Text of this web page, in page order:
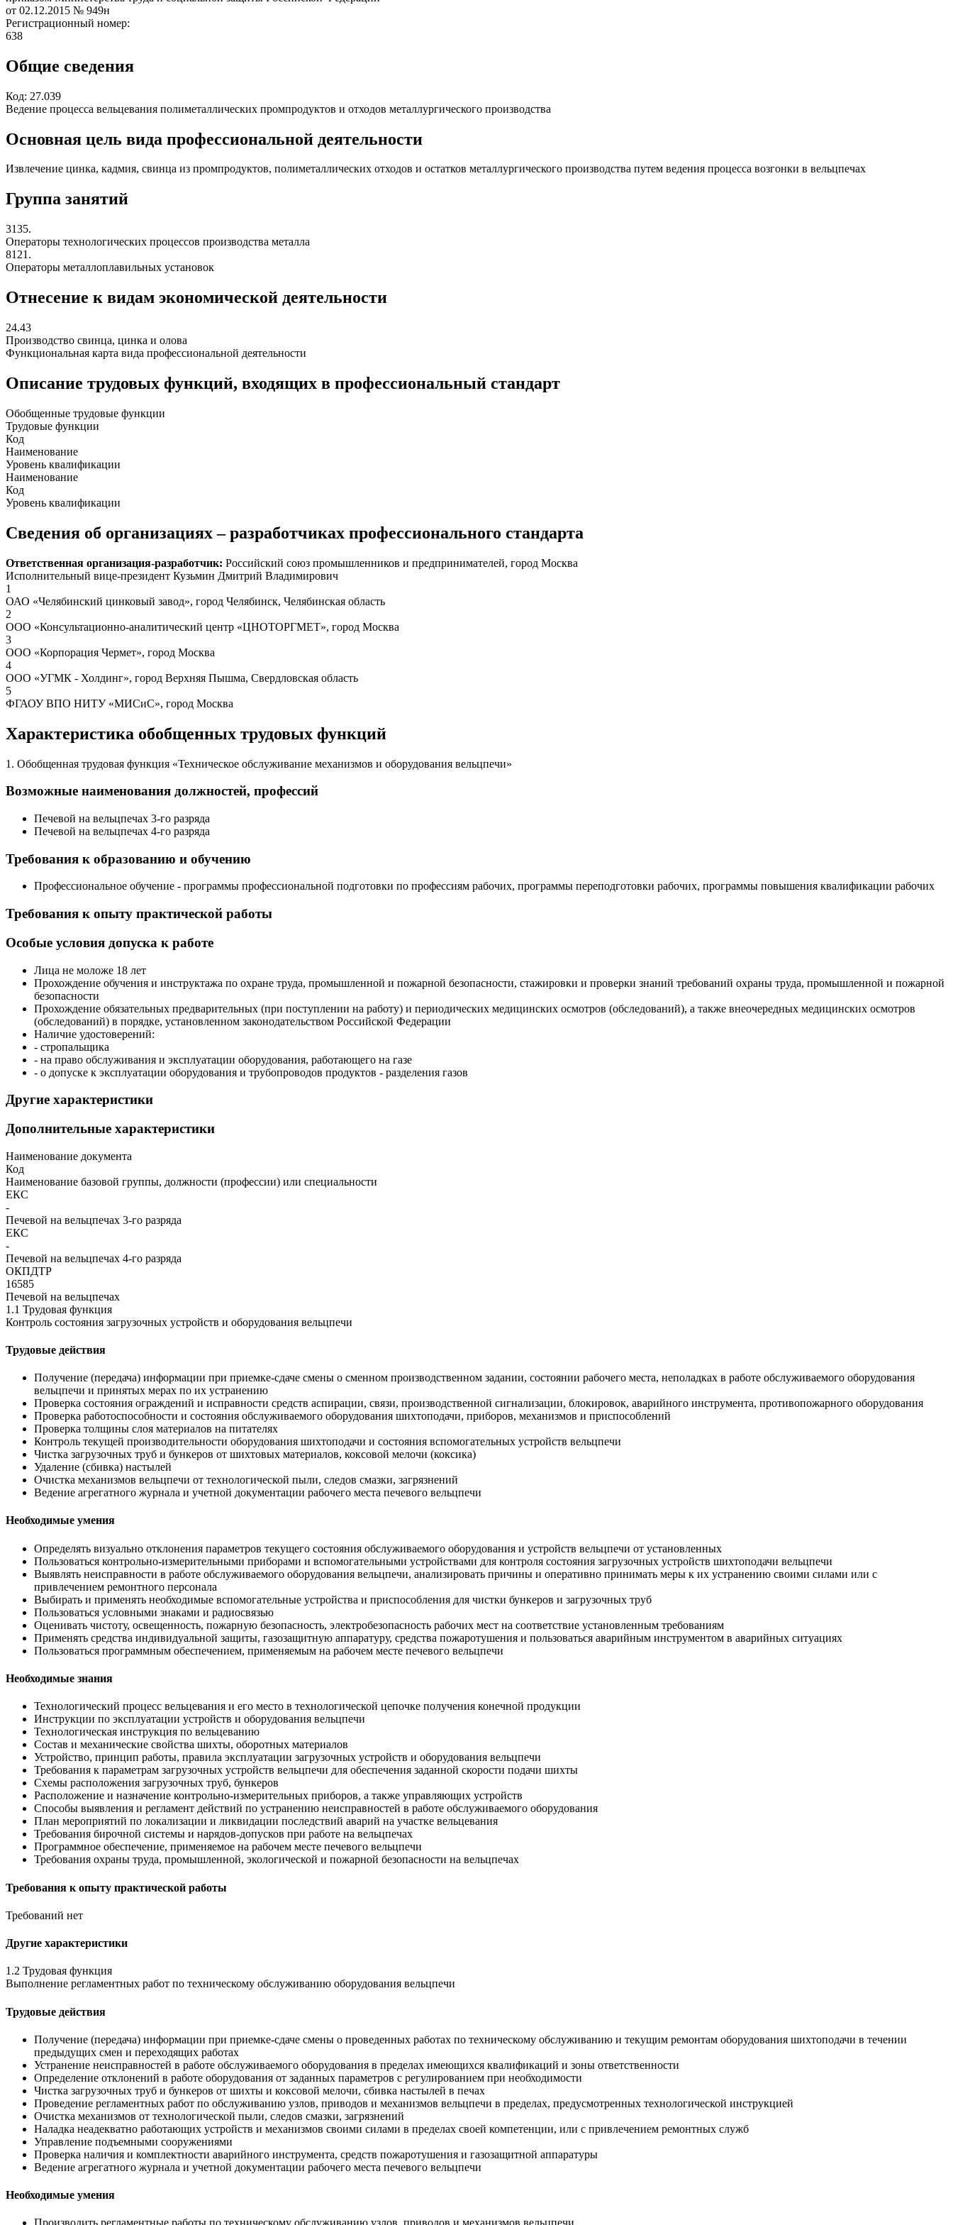
от 02.12.2015 № 949н
Регистрационный номер:
638
Общие сведения
Код: 27.039
Ведение процесса вельцевания полиметаллических промпродуктов и отходов металлургического производства
Основная цель вида профессиональной деятельности
Извлечение цинка, кадмия, свинца из промпродуктов, полиметаллических отходов и остатков металлургического производства путем ведения процесса возгонки в вельцпечах
Группа занятий
3135.
Операторы технологических процессов производства металла
8121.
Операторы металлоплавильных установок
Отнесение к видам экономической деятельности
24.43
Производство свинца, цинка и олова
Функциональная карта вида профессиональной деятельности
Описание трудовых функций, входящих в профессиональный стандарт
Обобщенные трудовые функции
Трудовые функции
Код
Наименование
Уровень квалификации
Наименование
Код
Уровень квалификации
Сведения об организациях – разработчиках профессионального стандарта
Ответственная организация-разработчик: Российский союз промышленников и предпринимателей, город Москва
Исполнительный вице-президент Кузьмин Дмитрий Владимирович
1
ОАО «Челябинский цинковый завод», город Челябинск, Челябинская область
2
ООО «Консультационно-аналитический центр «ЦНОТОРГМЕТ», город Москва
3
ООО «Корпорация Чермет», город Москва
4
ООО «УГМК - Холдинг», город Верхняя Пышма, Свердловская область
5
ФГАОУ ВПО НИТУ «МИСиС», город Москва
Характеристика обобщенных трудовых функций
1. Обобщенная трудовая функция «Техническое обслуживание механизмов и оборудования вельцпечи»
Возможные наименования должностей, профессий
Печевой на вельцпечах 3-го разряда
Печевой на вельцпечах 4-го разряда
Требования к образованию и обучению
Профессиональное обучение - программы профессиональной подготовки по профессиям рабочих, программы переподготовки рабочих, программы повышения квалификации рабочих
Требования к опыту практической работы
Особые условия допуска к работе
Лица не моложе 18 лет
Прохождение обучения и инструктажа по охране труда, промышленной и пожарной безопасности, стажировки и проверки знаний требований охраны труда, промышленной и пожарной
безопасности
Прохождение обязательных предварительных (при поступлении на работу) и периодических медицинских осмотров (обследований), а также внеочередных медицинских осмотров
(обследований) в порядке, установленном законодательством Российской Федерации
Наличие удостоверений:
- стропальщика
- на право обслуживания и эксплуатации оборудования, работающего на газе
- о допуске к эксплуатации оборудования и трубопроводов продуктов - разделения газов
Другие характеристики
Дополнительные характеристики
Наименование документа
Код
Наименование базовой группы, должности (профессии) или специальности
ЕКС
-
Печевой на вельцпечах 3-го разряда
ЕКС
-
Печевой на вельцпечах 4-го разряда
ОКПДТР
16585
Печевой на вельцпечах
1.1 Трудовая функция
Контроль состояния загрузочных устройств и оборудования вельцпечи
Трудовые действия
Получение (передача) информации при приемке-сдаче смены о сменном производственном задании, состоянии рабочего места, неполадках в работе обслуживаемого оборудования
вельцпечи и принятых мерах по их устранению
Проверка состояния ограждений и исправности средств аспирации, связи, производственной сигнализации, блокировок, аварийного инструмента, противопожарного оборудования
Проверка работоспособности и состояния обслуживаемого оборудования шихтоподачи, приборов, механизмов и приспособлений
Проверка толщины слоя материалов на питателях
Контроль текущей производительности оборудования шихтоподачи и состояния вспомогательных устройств вельцпечи
Чистка загрузочных труб и бункеров от шихтовых материалов, коксовой мелочи (коксика)
Удаление (сбивка) настылей
Очистка механизмов вельцпечи от технологической пыли, следов смазки, загрязнений
Ведение агрегатного журнала и учетной документации рабочего места печевого вельцпечи
Необходимые умения
Определять визуально отклонения параметров текущего состояния обслуживаемого оборудования и устройств вельцпечи от установленных
Пользоваться контрольно-измерительными приборами и вспомогательными устройствами для контроля состояния загрузочных устройств шихтоподачи вельцпечи
Выявлять неисправности в работе обслуживаемого оборудования вельцпечи, анализировать причины и оперативно принимать меры к их устранению своими силами или с
привлечением ремонтного персонала
Выбирать и применять необходимые вспомогательные устройства и приспособления для чистки бункеров и загрузочных труб
Пользоваться условными знаками и радиосвязью
Оценивать чистоту, освещенность, пожарную безопасность, электробезопасность рабочих мест на соответствие установленным требованиям
Применять средства индивидуальной защиты, газозащитную аппаратуру, средства пожаротушения и пользоваться аварийным инструментом в аварийных ситуациях
Пользоваться программным обеспечением, применяемым на рабочем месте печевого вельцпечи
Необходимые знания
Технологический процесс вельцевания и его место в технологической цепочке получения конечной продукции
Инструкции по эксплуатации устройств и оборудования вельцпечи
Технологическая инструкция по вельцеванию
Состав и механические свойства шихты, оборотных материалов
Устройство, принцип работы, правила эксплуатации загрузочных устройств и оборудования вельцпечи
Требования к параметрам загрузочных устройств вельцпечи для обеспечения заданной скорости подачи шихты
Схемы расположения загрузочных труб, бункеров
Расположение и назначение контрольно-измерительных приборов, а также управляющих устройств
Способы выявления и регламент действий по устранению неисправностей в работе обслуживаемого оборудования
План мероприятий по локализации и ликвидации последствий аварий на участке вельцевания
Требования бирочной системы и нарядов-допусков при работе на вельцпечах
Программное обеспечение, применяемое на рабочем месте печевого вельцпечи
Требования охраны труда, промышленной, экологической и пожарной безопасности на вельцпечах
Требования к опыту практической работы
Требований нет
Другие характеристики
1.2 Трудовая функция
Выполнение регламентных работ по техническому обслуживанию оборудования вельцпечи
Трудовые действия
Получение (передача) информации при приемке-сдаче смены о проведенных работах по техническому обслуживанию и текущим ремонтам оборудования шихтоподачи в течении
предыдущих смен и переходящих работах
Устранение неисправностей в работе обслуживаемого оборудования в пределах имеющихся квалификаций и зоны ответственности
Определение отклонений в работе оборудования от заданных параметров с регулированием при необходимости
Чистка загрузочных труб и бункеров от шихты и коксовой мелочи, сбивка настылей в печах
Проведение регламентных работ по обслуживанию узлов, приводов и механизмов вельцпечи в пределах, предусмотренных технологической инструкцией
Очистка механизмов от технологической пыли, следов смазки, загрязнений
Наладка неадекватно работающих устройств и механизмов своими силами в пределах своей компетенции, или с привлечением ремонтных служб
Управление подъемными сооружениями
Проверка наличия и комплектности аварийного инструмента, средств пожаротушения и газозащитной аппаратуры
Ведение агрегатного журнала и учетной документации рабочего места печевого вельцпечи
Необходимые умения